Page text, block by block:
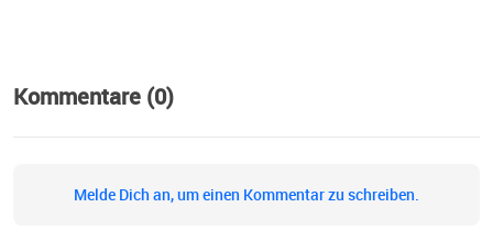
Kommentare (0)
Melde Dich an, um einen Kommentar zu schreiben.